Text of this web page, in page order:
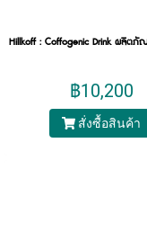
Hillkoff : Coffogenic Drink ผลิตภั
฿10,200
สั่งซื้อสินค้า